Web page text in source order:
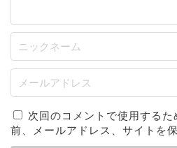
次回のコメントで使用する
前、メールアドレス、サイトを保